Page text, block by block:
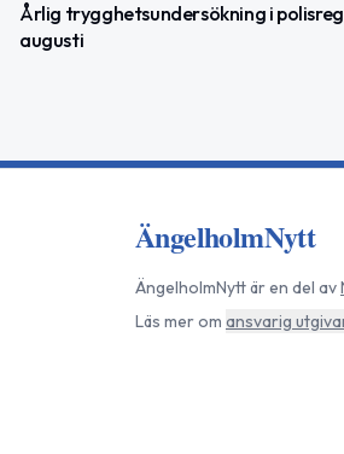
Årlig trygghetsundersökning i
augusti
ÄngelholmNytt
ÄngelholmNyttär en del av
Läs mer om ansvarig